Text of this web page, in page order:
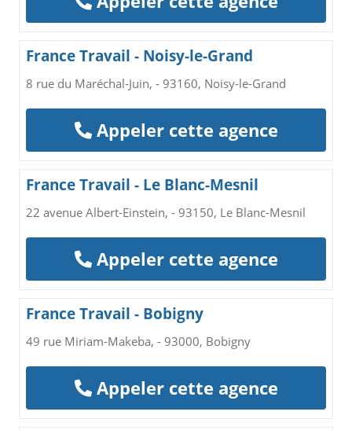
France Travail - Noisy-le-Grand
8 rue du Maréchal-Juin, - 93160, Noisy-le-Grand
Appeler cette agence
France Travail - Le Blanc-Mesnil
22 avenue Albert-Einstein, - 93150, Le Blanc-Mesnil
Appeler cette agence
France Travail - Bobigny
49 rue Miriam-Makeba, - 93000, Bobigny
Appeler cette agence